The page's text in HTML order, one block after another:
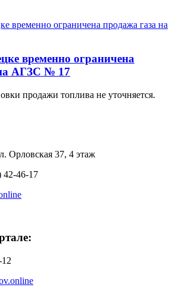
временно ограничена
АГЗС № 17
продажи топлива не уточняется.
Орловская 37, 4 этаж
42-46-17